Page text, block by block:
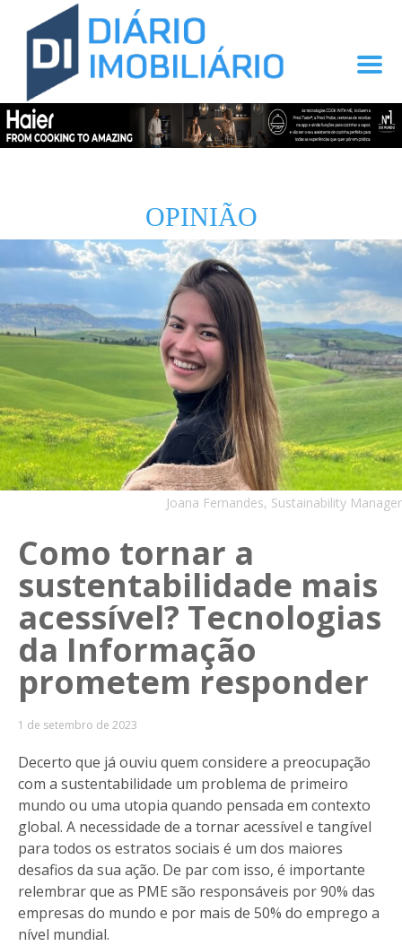
OPINIÃO
Joana Fernandes, Sustainability Manager
Como tornar a
sustentabilidade mais
acessível? Tecnologias
da Informação
prometem responder
1 de setembro de 2023
Decerto que já ouviu quem considere a preocupação
com a sustentabilidade um problema de primeiro
mundo ou uma utopia quando pensada em contexto
global. A necessidade de a tornar acessível e tangível
para todos os estratos sociais é um dos maiores
desafios da sua ação. De par com isso, é importante
relembrar que as PME são responsáveis por 90% das
empresas do mundo e por mais de 50% do emprego a
nível mundial.